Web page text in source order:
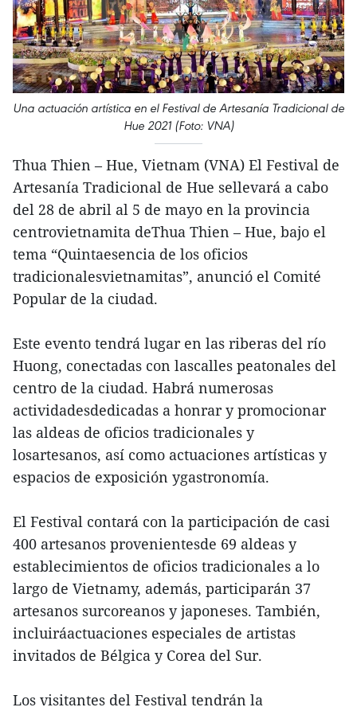
Una actuación artística en el Festival de Artesanía Tradicional de
Hue 2021 (Foto: VNA)
Thua Thien – Hue, Vietnam (VNA) El Festival de
Artesanía Tradicional de Hue sellevará a cabo
del 28 de abril al 5 de mayo en la provincia
centrovietnamita deThua Thien – Hue, bajo el
tema “Quintaesencia de los oficios
tradicionalesvietnamitas”, anunció el Comité
Popular de la ciudad.
Este evento tendrá lugar en las riberas del río
Huong, conectadas con lascalles peatonales del
centro de la ciudad. Habrá numerosas
actividadesdedicadas a honrar y promocionar
las aldeas de oficios tradicionales y
losartesanos, así como actuaciones artísticas y
espacios de exposición ygastronomía.
El Festival contará con la participación de casi
400 artesanos provenientesde 69 aldeas y
establecimientos de oficios tradicionales a lo
largo de Vietnamy, además, participarán 37
artesanos surcoreanos y japoneses. También,
incluiráactuaciones especiales de artistas
invitados de Bélgica y Corea del Sur.
Los visitantes del Festival tendrán la